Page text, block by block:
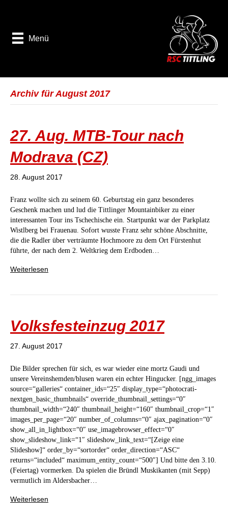
Menü
Archiv für August 2017
27. Aug. MTB-Tour nach
Modrava (CZ)
28. August 2017
Franz wollte sich zu seinem 60. Geburtstag ein ganz besonderes
Geschenk machen und lud die Tittlinger Mountainbiker zu einer
interessanten Tour ins Tschechische ein. Startpunkt war der Parkplatz
Wistlberg bei Frauenau. Sofort wusste Franz sehr schöne Abschnitte,
die die Radler über verträumte Hochmoore zu dem Ort Fürstenhut
führte, der nach dem 2. Weltkrieg dem Erdboden…
Weiterlesen
Volksfesteinzug 2017
27. August 2017
Die Bilder sprechen für sich, es war wieder eine mortz Gaudi und
unsere Vereinshemden/blusen waren ein echter Hingucker. [ngg_images
source=“galleries“ container_ids=“25″ display_type=“photocrati-
nextgen_basic_thumbnails“ override_thumbnail_settings=“0″
thumbnail_width=“240″ thumbnail_height=“160″ thumbnail_crop=“1″
images_per_page=“20″ number_of_columns=“0″ ajax_pagination=“0″
show_all_in_lightbox=“0″ use_imagebrowser_effect=“0″
show_slideshow_link=“1″ slideshow_link_text=“[Zeige eine
Slideshow]“ order_by=“sortorder“ order_direction=“ASC“
returns=“included“ maximum_entity_count=“500″] Und bitte den 3.10.
(Feiertag) vormerken. Da spielen die Bründl Muskikanten (mit Sepp)
vermutlich im Aldersbacher…
Weiterlesen